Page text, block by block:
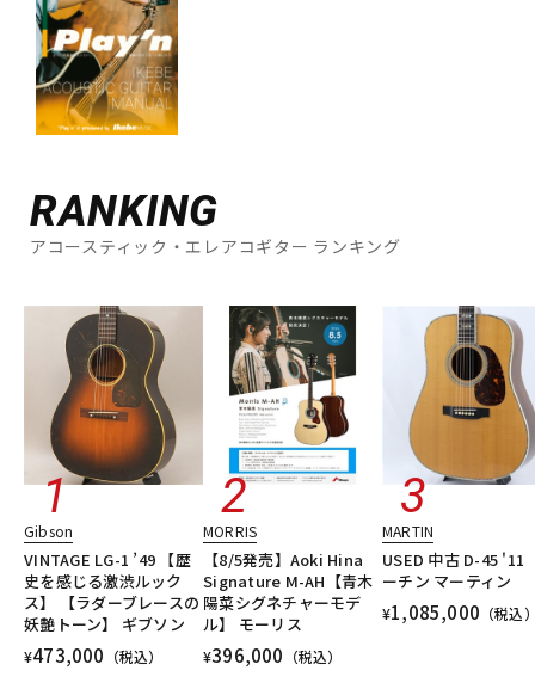
RANKING
アコースティック・エレアコギター ランキング
Gibson
VINTAGE LG-1 ’49 【歴
史を感じる激渋ルック
ス】 【ラダーブレースの
妖艶トーン】 ギブソン
¥473,000 （税込）
MORRIS
【8/5発売】Aoki Hina
Signature M-AH【青木
陽菜シグネチャーモデ
ル】 モーリス
¥396,000 （税込）
MARTIN
USED 中古 D-45
ーチン マーティン
¥1,085,000 （税込